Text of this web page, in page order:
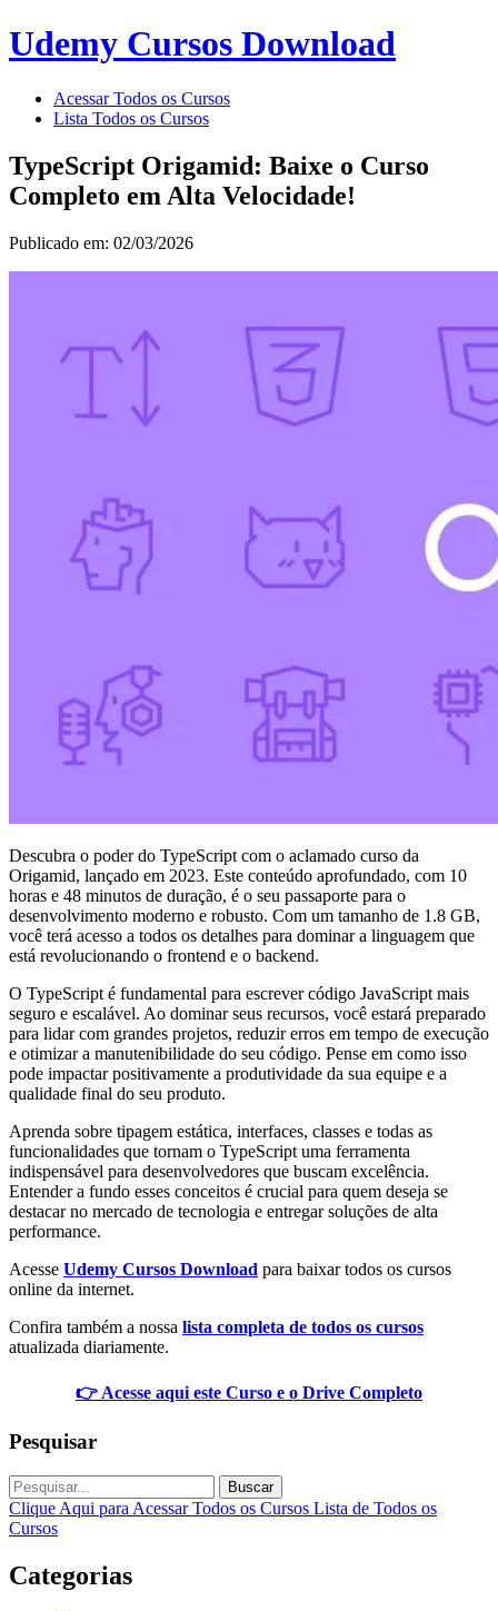
Udemy Cursos Download
Acessar Todos os Cursos
Lista Todos os Cursos
TypeScript Origamid: Baixe o Curso
Completo em Alta Velocidade!
Publicado em: 02/03/2026
Descubra o poder do TypeScript com o aclamado curso da
Origamid, lançado em 2023. Este conteúdo aprofundado, com 10
horas e 48 minutos de duração, é o seu passaporte para o
desenvolvimento moderno e robusto. Com um tamanho de 1.8 GB,
você terá acesso a todos os detalhes para dominar a linguagem que
está revolucionando o frontend e o backend.
O TypeScript é fundamental para escrever código JavaScript mais
seguro e escalável. Ao dominar seus recursos, você estará preparado
para lidar com grandes projetos, reduzir erros em tempo de execução
e otimizar a manutenibilidade do seu código. Pense em como isso
pode impactar positivamente a produtividade da sua equipe e a
qualidade final do seu produto.
Aprenda sobre tipagem estática, interfaces, classes e todas as
funcionalidades que tornam o TypeScript uma ferramenta
indispensável para desenvolvedores que buscam excelência.
Entender a fundo esses conceitos é crucial para quem deseja se
destacar no mercado de tecnologia e entregar soluções de alta
performance.
Acesse Udemy Cursos Download para baixar todos os cursos
online da internet.
Confira também a nossa lista completa de todos os cursos
atualizada diariamente.
👉 Acesse aqui este Curso e o Drive Completo
Pesquisar
Buscar
Clique Aqui para Acessar Todos os Cursos Lista de Todos os
Cursos
Categorias